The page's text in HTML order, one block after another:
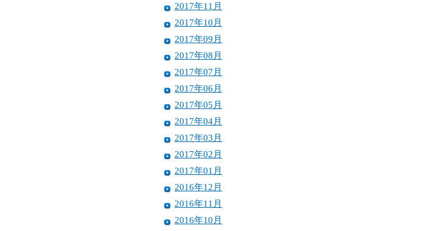
2017年11月
2017年10月
2017年09月
2017年08月
2017年07月
2017年06月
2017年05月
2017年04月
2017年03月
2017年02月
2017年01月
2016年12月
2016年11月
2016年10月